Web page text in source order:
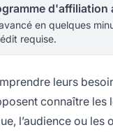
en quelques
requise.
leurs
connaître
l’audience ou